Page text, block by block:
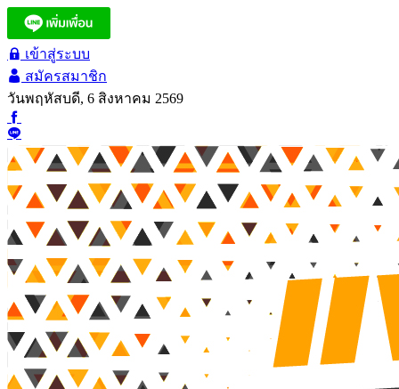
เข้าสู่ระบบ
สมัครสมาชิก
วันพฤหัสบดี, 6 สิงหาคม 2569